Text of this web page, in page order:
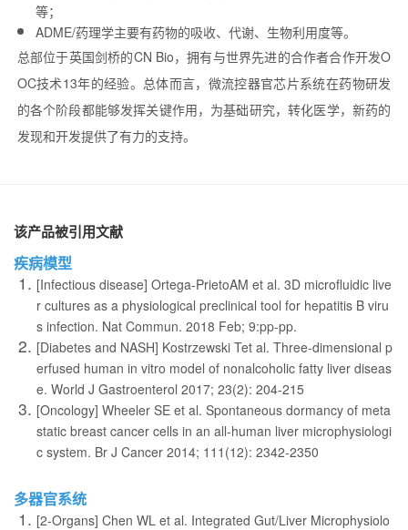
等；
ADME/药理学主要有药物的吸收、代谢、生物利用度等。
总部位于英国剑桥的CN Bio，拥有与世界先进的合作者合作开发O
OC技术13年的经验。总体而言，微流控器官芯片系统在药物研发
的各个阶段都能够发挥关键作用，为基础研究，转化医学，新药的
发现和开发提供了有力的支持。
该产品被引用文献
疾病模型
[Infectious disease] Ortega-PrietoAM et al. 3D microfluidic live
r cultures as a physiological preclinical tool for hepatitis B viru
s infection. Nat Commun. 2018 Feb; 9:pp-pp.
[Diabetes and NASH] Kostrzewski Tet al. Three-dimensional p
erfused human in vitro model of nonalcoholic fatty liver diseas
e. World J Gastroenterol 2017; 23(2): 204-215
[Oncology] Wheeler SE et al. Spontaneous dormancy of meta
static breast cancer cells in an all-human liver microphysiologi
c system. Br J Cancer 2014; 111(12): 2342-2350
多器官系统
[2-Organs] Chen WL et al. Integrated Gut/Liver Microphysiolo